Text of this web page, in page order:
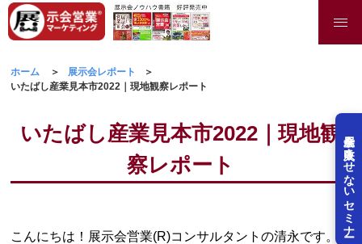
展示会を失敗させないセミナー
ホーム
展示会レポート
いたばし産業見本市2022｜現地観察レポート
いたばし産業見本市2022｜現地観
察レポート
こんにちは！展示会営業(R)コンサルタントの清永です。